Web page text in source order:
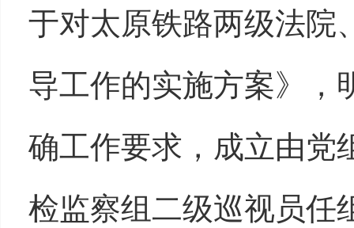
于对太原铁路两级法院
导工作的实施方案》，
确工作要求，成立由党
检监察组二级巡视员任